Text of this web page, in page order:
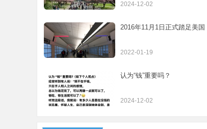
2024-12-02
2016年11月1日正式踏足美国
2022-01-19
认为“钱”重要吗？
2024-12-02